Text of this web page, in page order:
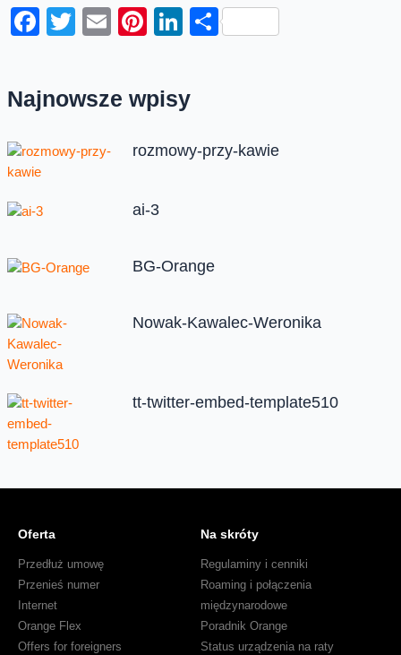
Facebook
Twitter
EmailPinterest
LinkedIn
Share
Najnowsze wpisy
rozmowy-przy-kawie
ai-3
BG-Orange
Nowak-Kawalec-Weronika
tt-twitter-embed-template510
Oferta
Przedłuż umowę
Przenieś numer
Internet
Orange Flex
Offers for foreigners
Na skróty
Regulaminy i cenniki
Roaming i połączenia
międzynarodowe
Poradnik Orange
Status urządzenia na raty